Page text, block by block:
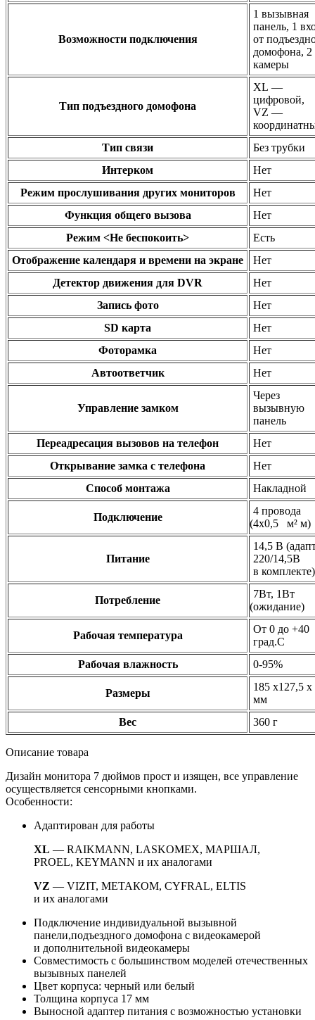
Возможности подключения
1 вызывная
панель, 1
от
домофона, 2
камеры
Тип подъездного домофона
XL —
цифровой,
VZ —
Тип связи
Без трубки
Интерком
Нет
Режим прослушивания других мониторов
Нет
Функция общего вызова
Нет
Режим <Не беспокоить>
Есть
Отображение календаря и времени на экране
Нет
Детектор движения для DVR
Нет
Запись фото
Нет
SD карта
Нет
Фоторамка
Нет
Автоответчик
Нет
Управление замком
Через
вызывную
панель
Переадресация вызовов на телефон
Нет
Открывание замка с телефона
Нет
Способ монтажа
Накладной
Подключение
4 провода
(4х0,5 м² м)
Питание
14,5 В
220/14,5В
в комплекте)
Потребление
7Вт, 1Вт
(ожидание)
Рабочая температура
От 0 до +40
град.С
Рабочая влажность
0-95%
Размеры
185 х127,5 х
мм
Вес
360 г
Описание товара
Дизайн монитора 7 дюймов прост и изящен, все управление
осуществляется сенсорными кнопками.
Особенности:
Адаптирован для работы
XL — RAIKMANN, LASKOMEX, МАРШАЛ,
PROEL, KEYMANN и их аналогами
VZ — VIZIT, МЕТАКОМ, CYFRAL, ELTIS
и их аналогами
Подключение индивидуальной вызывной
панели,подъездного домофона с видеокамерой
и дополнительной видеокамеры
Совместимость с большинством моделей отечественных
вызывных панелей
Цвет корпуса: черный или белый
Толщина корпуса 17 мм
Выносной адаптер питания с возможностью установки